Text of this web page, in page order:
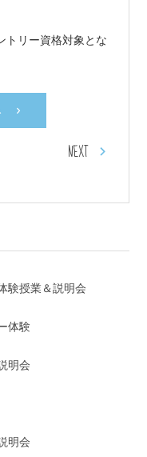
トリー資格対象とな
NEXT
験授業＆説明会
体験
明会
明会